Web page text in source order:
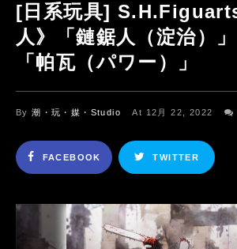
[日系玩具]
人》「鏈鋸人（淀治）
「帕瓦（パワー）」
By潮・玩・媒・Studio At 12月 22, 2022
FACEBOOK TWITTER